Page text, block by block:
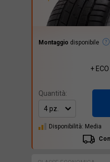
Montaggio disponibile
+
Quantità:
Disponibilità: Media